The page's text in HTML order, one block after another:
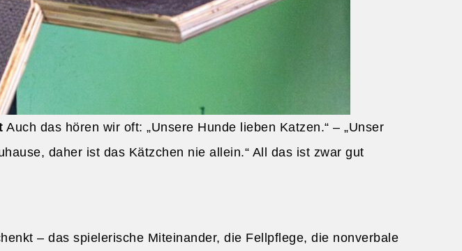
Auch das hören wir oft: „Unsere Hunde lieben Katzen.“ – „Unser
daher ist das Kätzchen nie allein.“ All das ist zwar gut
– das spielerische Miteinander, die Fellpflege, die nonverbale